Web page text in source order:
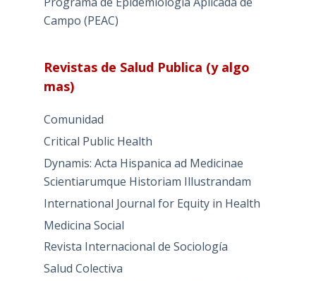
Campo (PEAC)
Revistas de Salud Publica (y algo
mas)
Comunidad
Critical Public Health
Dynamis: Acta Hispanica ad Medicinae
Scientiarumque Historiam Illustrandam
International Journal for Equity in Health
Medicina Social
Revista Internacional de Sociología
Salud Colectiva